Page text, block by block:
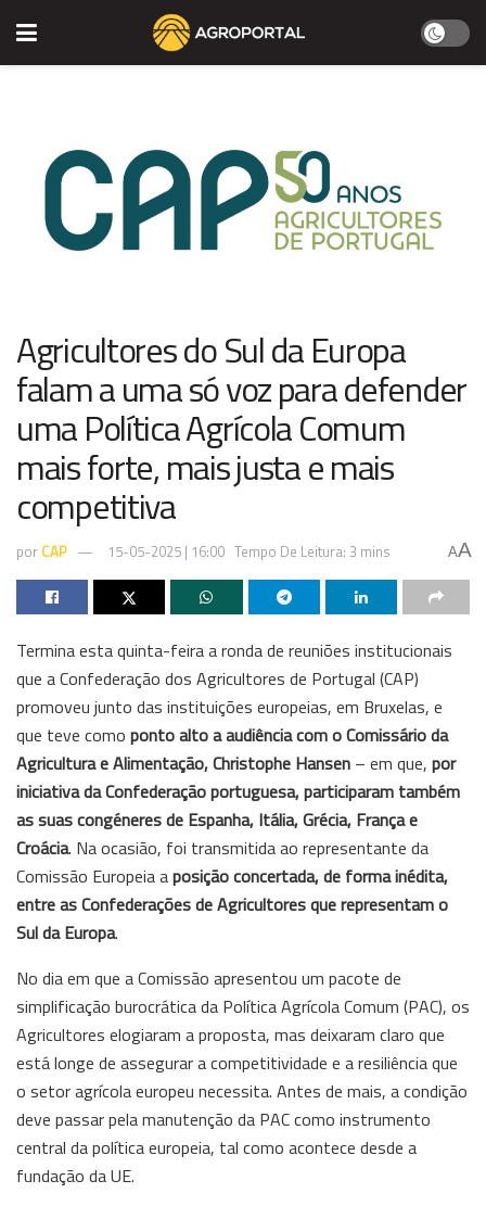
Agricultores do Sul da Europa
falam a uma só voz para defender
uma Política Agrícola Comum
mais forte, mais justa e mais
competitiva
por CAP 15-05-2025 | 16:00 Tempo De Leitura: 3 mins AA
Termina esta quinta-feira a ronda de reuniões institucionais
que a Confederação dos Agricultores de Portugal (CAP)
promoveu junto das instituições europeias, em Bruxelas, e
que teve como ponto alto a audiência com oComissário da
Agricultura e Alimentação, Christophe Hansen – em que, por
iniciativa da Confederação portuguesa, participaram também
as suas congéneres de Espanha, Itália, Grécia, França e
Croácia. Na ocasião, foi transmitida ao representante da
Comissão Europeia aposição concertada, de forma inédita,
entre as Confederações de Agricultores que representam o
Sul da Europa.
No dia em que a Comissão apresentou um pacote de
simplificação burocrática da Política Agrícola Comum (PAC), os
Agricultores elogiaram a proposta, mas deixaram claro que
está longe de assegurar a competitividade e a resiliência que
o setor agrícola europeu necessita. Antes de mais, a condição
deve passar pela manutenção da PAC como instrumento
central da política europeia, tal como acontece desde a
fundação da UE.